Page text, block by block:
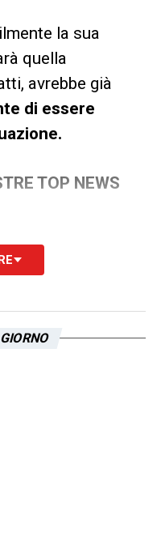
la sua
quella
avrebbe già
di essere
TOP NEWS